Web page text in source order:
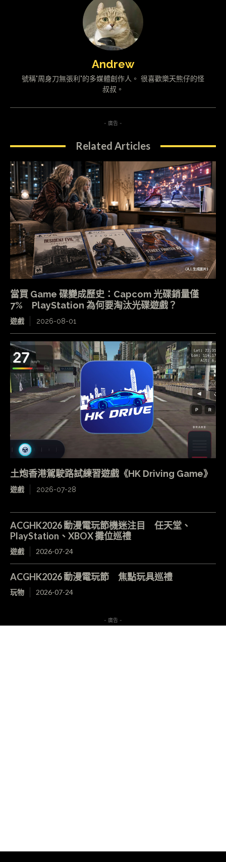
Andrew
號稱"周身刀無張利"的多媒體創作人。 很喜歡樂天熊仔的怪
叔叔。
- 廣告 -
Related Articles
當買 Game 碟變成歷史：Capcom 光碟銷量僅
7% PlayStation 為何要淘汰光碟遊戲？
遊戲 2026-08-01
土炮香港駕駛路試練習遊戲《HK Driving Game》
遊戲 2026-07-28
ACGHK2026 動漫電玩節機迷注目 任天堂、
PlayStation、XBOX 攤位巡禮
遊戲 2026-07-24
ACGHK2026 動漫電玩節 焦點玩具巡禮
玩物 2026-07-24
- 廣告 -